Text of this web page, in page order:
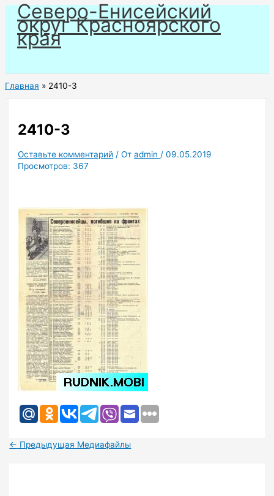
Перейти
содержимому
Северо-Енисейский
округ Красноярского
края
Главная 2410-3
2410-3
Оставьте комментарий / Отadmin /09.05.2019
Просмотров: 367
← Предыдущая Медиафайлы